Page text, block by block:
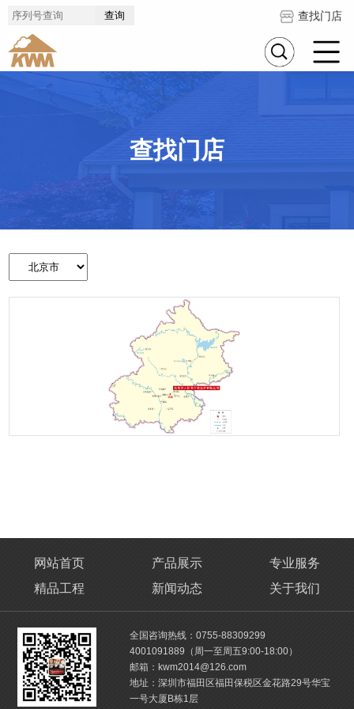
查找门店
查找门店
网站首页 产品展示
专业服务
精品工程
新闻动态 关于我们
全国咨询热线：0755-88309299
4001091889（周一至周五9:00-18:00）
邮箱：kwm2014@126.com
地址：深圳市福田区福田保税区金花路29号华宝
一号大厦B栋1层